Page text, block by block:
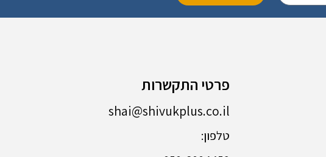
פרטי התקשרות
shai@shivukplus.co.il
טלפון: